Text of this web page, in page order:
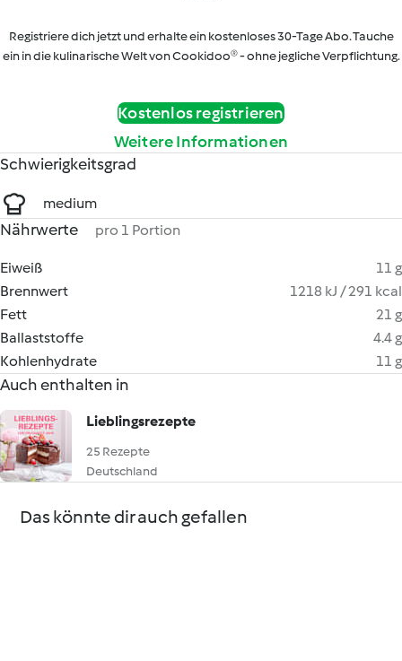
Registriere dich jetzt und erhalte ein kostenloses 30-Tage Abo. Tauche
ein in die kulinarische Welt von Cookidoo® - ohne jegliche Verpflichtung.
Kostenlos registrieren
Weitere Informationen
Schwierigkeitsgrad
medium
Nährwerte pro 1 Portion
Eiweiß
11 g
Brennwert
1218 kJ / 291 kcal
Fett
21 g
Ballaststoffe
4.4 g
Kohlenhydrate
11 g
Auch enthalten in
Lieblingsrezepte
25 Rezepte
Deutschland
Das könnte dir auch gefallen